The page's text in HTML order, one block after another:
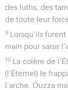
des luths, des
de toute leur
9 Lorsqu’ils
main pour saisir
10 La colère de
(l’Éternel) le
l’arche. Ouzza